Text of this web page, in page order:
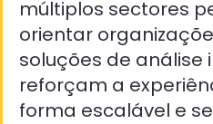
múltiplos sectores
orientar
soluções de análise
reforçam a
forma escalável e